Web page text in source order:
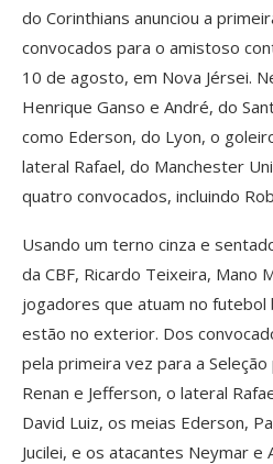
do Corinthians anunciou a
convocados para o amistoso
10 de agosto, em Nova Jérsei.
Henrique Ganso e André, do
como Ederson, do Lyon, o
lateral Rafael, do Manchester
quatro convocados, incluindo
Usando um terno cinza e
da CBF, Ricardo Teixeira, Mano
jogadores que atuam no
estão no exterior. Dos
pela primeira vez para a
Renan e Jefferson, o lateral
David Luiz, os meias Ederson,
Jucilei, e os atacantes Neymar e